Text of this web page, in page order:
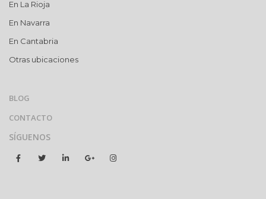
En La Rioja
En Navarra
En Cantabria
Otras ubicaciones
BLOG
CONTACTO
SÍGUENOS